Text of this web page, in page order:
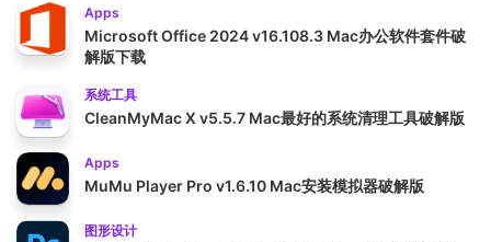
Apps
Microsoft Office 2024 v16.108.3 Mac办公软件套件破
解版下载
系统工具
CleanMyMac X v5.5.7 Mac最好的系统清理工具破解版
Apps
MuMu Player Pro v1.6.10 Mac安装模拟器破解版
图形设计